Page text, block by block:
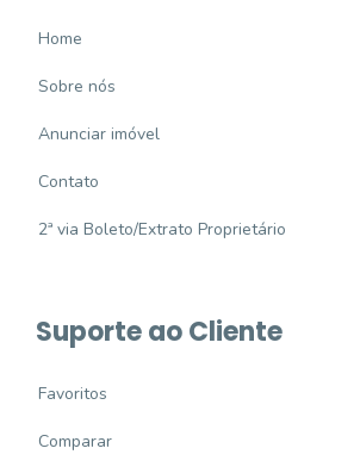
Home
Sobre nós
Anunciar imóvel
Contato
2ª via Boleto/Extrato Proprietário
Suporte ao Cliente
Favoritos
Comparar